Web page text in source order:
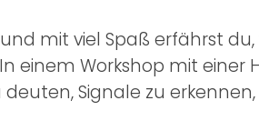
mit viel Spaß erfährst
einem Workshop mit
Signale zu